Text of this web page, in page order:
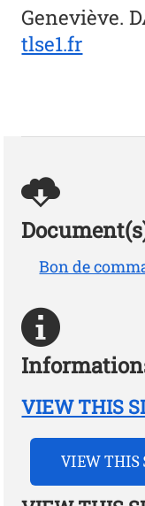
Geneviève.
tlse1.fr
Bon de
VIEW THIS
VIEW THIS